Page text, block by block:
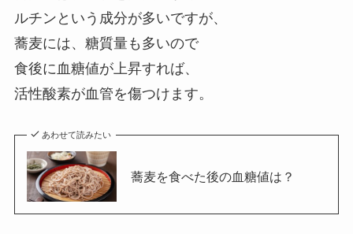
ルチンという成分が多いですが、
蕎麦には、糖質量も多いので
食後に血糖値が上昇すれば、
活性酸素が血管を傷つけます。
あわせて読みたい
蕎麦を食べた後の血糖値は？